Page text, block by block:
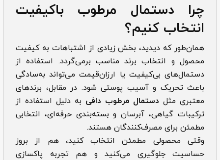
چرا دستمال مرطوب باکیفیت
انتخاب کنیم؟
همان‌طور که دیدید، بخش زیادی از اشتباهات به کیفیت
محصول و انتخاب برند مناسب برمی‌گردد. استفاده از
دستمال‌های بی‌کیفیت یا ارزان‌قیمت می‌تواند به‌سادگی
باعث تحریک و آسیب پوستی شود. در مقابل، برندهای
معتبری مثل دستمال مرطوب دافی به دلیل استفاده از
ترکیبات گیاهی، آبرسان و بسته‌بندی حرفه‌ای، انتخابی
مطمئن برای مصرف‌کنندگان هستند.
وقتی محصولی مطمئن انتخاب کنید، هم از بروز
حساسیت جلوگیری می‌کنید و هم تجربه پاکسازی